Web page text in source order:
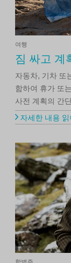
여행
짐 싸고 계
자동차, 기차 또
함하여 휴가 또
사전 계획의 간
자세한 내용 읽